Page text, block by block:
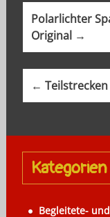
P
o
s
n
a
v
i
g
Polarlichter
Original →
←
Kategorien
Begleitete-